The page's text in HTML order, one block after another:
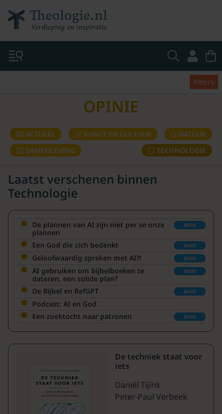
Filters
OPINIE
ACTUEEL KUNST EN CULTUUR
NATUUR
SAMENLEVING
TECHNOLOGIE
Laatst verschenen binnen
Technologie
De plannen van AI zijn niet per se onze
plannen
BASIS
Een God die zich bedenkt BASIS
Geloofwaardig spreken met AI?! BASIS
AI gebruiken om bijbelboeken te
dateren, een solide plan?
BASIS
De Bijbel en RefGPT BASIS
Podcast: AI en God
Een zoektocht naar patronen
BASIS
De techniek staat voor
iets
Daniël Tijink
Peter-Paul Verbeek